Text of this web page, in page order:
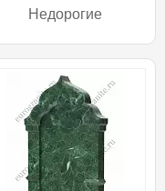
Недорогие